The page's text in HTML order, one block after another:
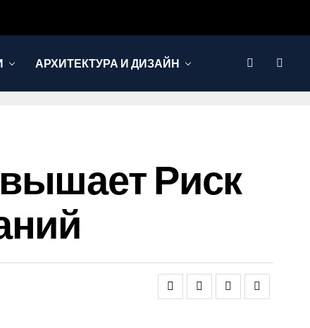
АРХИТЕКТУРА И ДИЗАЙН
Риск